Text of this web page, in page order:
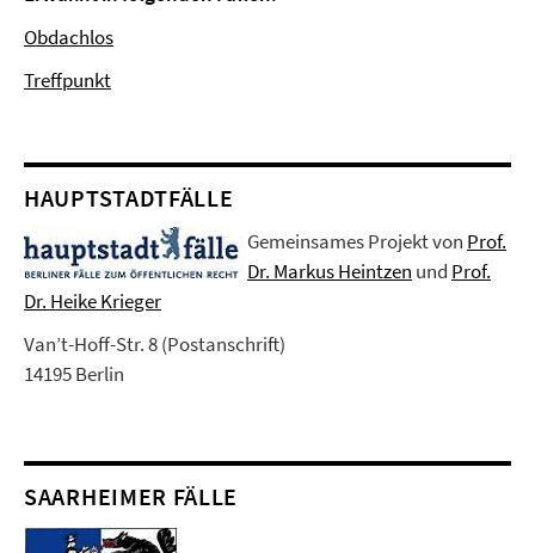
Obdachlos
Treffpunkt
HAUPTSTADTFÄLLE
Gemeinsames Projekt von Prof.
Dr. Markus Heintzen und Prof.
Dr. Heike Krieger
Van’t-Hoff-Str. 8 (Postanschrift)
14195 Berlin
SAARHEIMER FÄLLE